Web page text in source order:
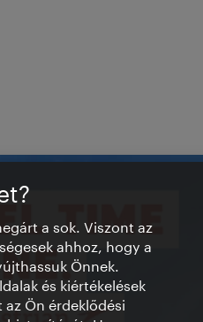
a sok. Viszont az
ahhoz, hogy a
Önnek.
és kiértékelések
Ön érdeklődési